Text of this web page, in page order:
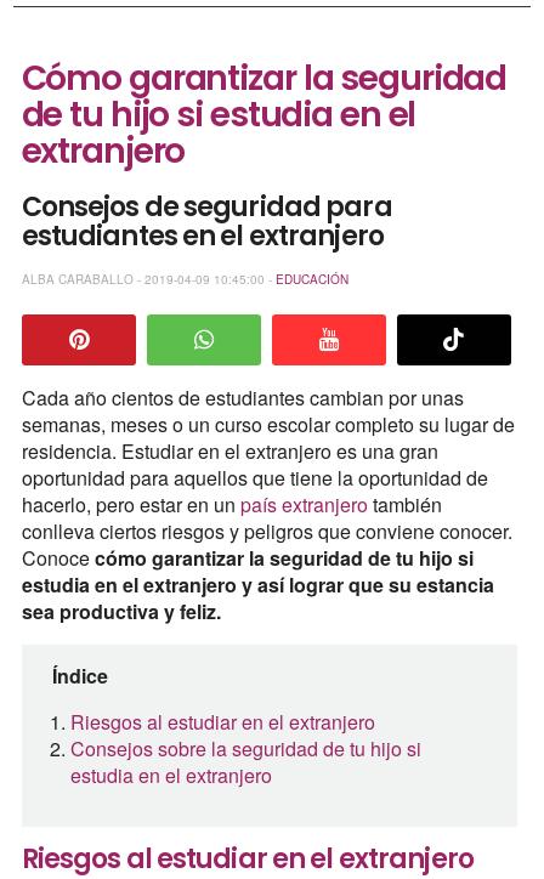
Cómo garantizar la seguridad
de tu hijo si estudia en el
extranjero
Consejos de seguridad para
estudiantes en el extranjero
ALBA CARABALLO - 2019-04-09 10:45:00 - EDUCACIÓN
Cada año cientos de estudiantes cambian por unas
semanas, meses o un curso escolar completo su lugar de
residencia. Estudiar en el extranjero es una gran
oportunidad para aquellos que tiene la oportunidad de
hacerlo, pero estar en un país extranjerotambién
conlleva ciertos riesgos y peligros que conviene conocer.
Conocecómo garantizar la seguridad de tu hijo si
estudia en el extranjero y así lograr que su estancia
sea productiva y feliz.
Índice
Riesgos al estudiar en el extranjero
Consejos sobre la seguridad de tu hijo si
estudia en el extranjero
Riesgos al estudiar en el extranjero